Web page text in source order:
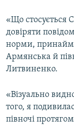
«Що стосується
довіряти
норми,
Армянська й
Литвиненко.
«Візуально
того, я
півночі